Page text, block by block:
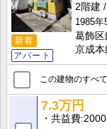
新着
アパート
2階建
1985年
葛飾区
京成
この建物のすべ
7.3万円
共益費 2000